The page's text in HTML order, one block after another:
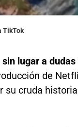
TikTok
lugar a dudas
de
su cruda